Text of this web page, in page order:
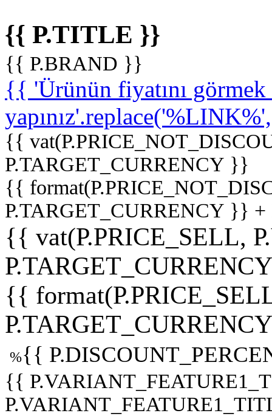
{{ P.TITLE }}
{{ P.BRAND }}
{{ 'Ürünün fiyatını
{{
P.TARGET_CURRENCY }}
{{
P.TARGET_CURRENCY }}
{{ vat(P.PRICE_SELL,
{{
%{{
{{